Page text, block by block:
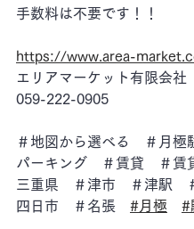
手数料は不要です！！
https://www.area-
エリアマーケット有限会社
059-222-0905
＃地図から選べる　＃月極
パーキング　＃賃貸　＃賃
三重県　＃津市　＃津駅　
四日市　＃名張 #月極 #